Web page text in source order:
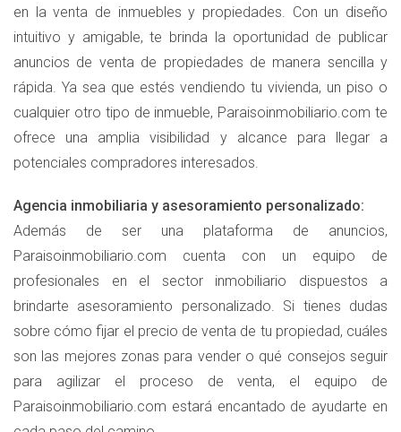
en la venta de inmuebles y propiedades. Con un diseño
intuitivo y amigable, te brinda la oportunidad de publicar
anuncios de venta de propiedades de manera sencilla y
rápida. Ya sea que estés vendiendo tu vivienda, un piso o
cualquier otro tipo de inmueble, Paraisoinmobiliario.com te
ofrece una amplia visibilidad y alcance para llegar a
potenciales compradores interesados.
Agencia inmobiliaria y asesoramiento personalizado:
Además de ser una plataforma de anuncios,
Paraisoinmobiliario.com cuenta con un equipo de
profesionales en el sector inmobiliario dispuestos a
brindarte asesoramiento personalizado. Si tienes dudas
sobre cómo fijar el precio de venta de tu propiedad, cuáles
son las mejores zonas para vender o qué consejos seguir
para agilizar el proceso de venta, el equipo de
Paraisoinmobiliario.com estará encantado de ayudarte en